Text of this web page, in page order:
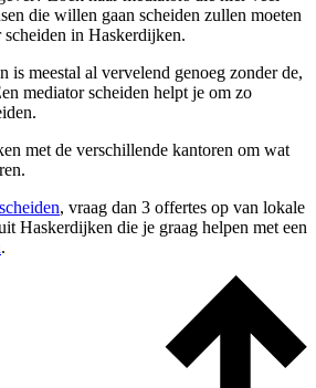
die willen gaan scheiden zullen moeten
in Haskerdijken.
is meestal al vervelend genoeg zonder de,
mediator scheiden helpt je om zo
met de verschillende kantoren om wat
, vraag dan 3 offertes op van lokale
Haskerdijken die je graag helpen met een
.